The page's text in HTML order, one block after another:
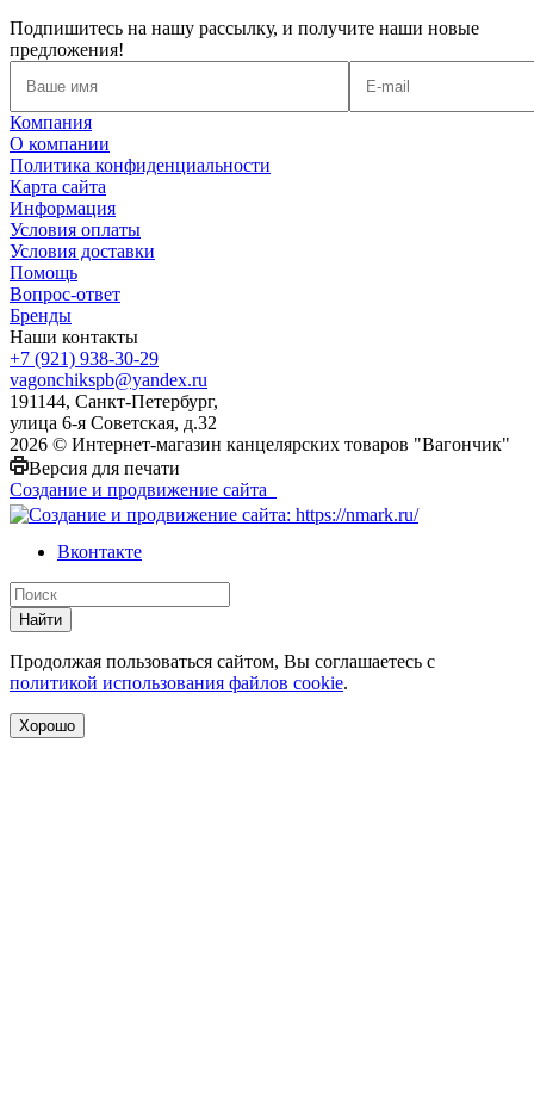
Подпишитесь на нашу рассылку, и получите наши новые
предложения!
Компания
О компании
Политика конфиденциальности
Карта сайта
Информация
Условия оплаты
Условия доставки
Помощь
Вопрос-ответ
Бренды
Наши контакты
+7 (921) 938-30-29
vagonchikspb@yandex.ru
191144, Санкт-Петербург,
улица 6-я Советская, д.32
2026 © Интернет-магазин канцелярских товаров "Вагончик"
Версия для печати
Создание и продвижение сайта
Вконтакте
Найти
Продолжая пользоваться сайтом, Вы соглашаетесь с
политикой использования файлов cookie.
Хорошо